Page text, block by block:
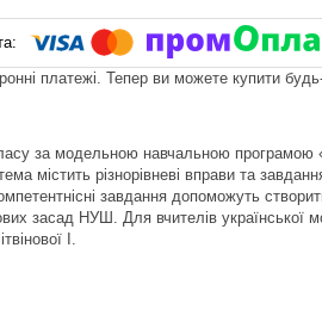
платежі. Тепер ви можете купити
за модельною навчальною програмою
містить різнорівневі вправи та
завдання допоможуть
засад НУШ. Для вчителів української
І.